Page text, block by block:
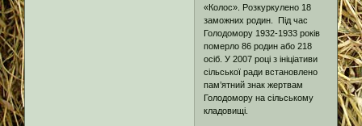
«Колос». Розкуркулено 18
заможних родин. Під час
Голодомору 1932-1933 років
померло 86 родин або 218
осіб. У 2007 році з ініціативи
сільської ради встановлено
пам’ятний знак жертвам
Голодомору на сільському
кладовищі.